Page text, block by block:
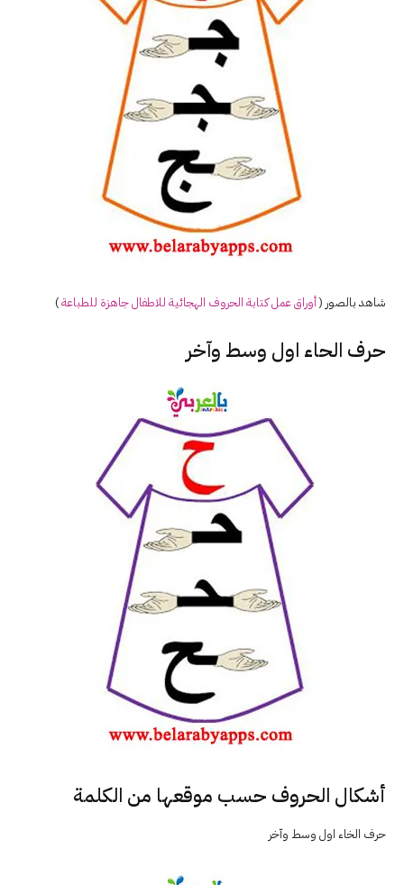
شاهد بالصور (أوراق عمل كتابة الحروف الهجائية للاطفال جاهزة للطباعة)
حرف الحاء اول وسط وآخر
أشكال الحروف حسب موقعها من الكلمة
حرف الخاء اول وسط وآخر